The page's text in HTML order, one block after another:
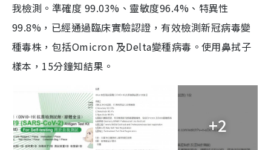
我檢測。準確度 99.03%、靈敏度96.4%、特異性
99.8%，已經通過臨床實驗認證，有效檢測新冠病毒變
種毒株，包括Omicron 及Delta變種病毒。使用鼻拭子
樣本，15分鐘知結果。
+2